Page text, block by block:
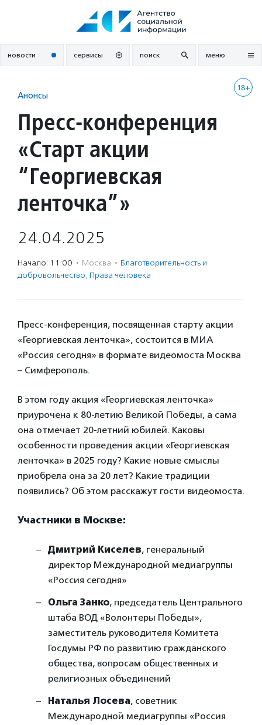
новости сервисы поиск меню
18+
Анонсы
Пресс-конференция
«Старт акции
“Георгиевская
ленточка”»
24.04.2025
Начало: 11:00 · Москва · Благотвори­тель­ность и
доброволь­чест­во, Права человека
Пресс-конференция, посвященная старту акции
«Георгиевская ленточка», состоится в МИА
«Россия сегодня» в формате видеомоста Москва
– Симферополь.
В этом году акция «Георгиевская ленточка»
приурочена к 80-летию Великой Победы, а сама
она отмечает 20-летний юбилей. Каковы
особенности проведения акции «Георгиевская
ленточка» в 2025 году? Какие новые смыслы
приобрела она за 20 лет? Какие традиции
появились? Об этом расскажут гости видеомоста.
Участники в Москве:
Дмитрий Киселев, генеральный
директор Международной медиагруппы
«Россия сегодня»
Ольга Занко, председатель Центрального
штаба ВОД «Волонтеры Победы»,
заместитель руководителя Комитета
Госдумы РФ по развитию гражданского
общества, вопросам общественных и
религиозных объединений
Наталья Лосева, советник
Международной медиагруппы «Россия